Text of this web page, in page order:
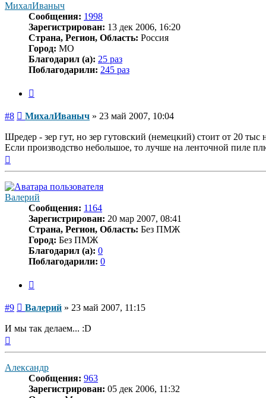
МихалИваныч
Сообщения: 1998
Зарегистрирован: 13 дек 2006, 16:20
Страна, Регион, Область: Россия
Город: МО
Благодарил (а): 25 раз
Поблагодарили: 245 раз
#8 Сообщение
МихалИваныч » 23 май 2007, 10:04
Шредер - зер гут, но зер гутовский (немецкий) стоит от 20
Если производство небольшое, то лучше на ленточной пиле
Валерий
Сообщения: 1164
Зарегистрирован: 20 мар 2007, 08:41
Страна, Регион, Область: Без ПМЖ
Город: Без ПМЖ
Благодарил (а): 0
Поблагодарили: 0
#9 Сообщение
Валерий » 23 май 2007, 11:15
И мы так делаем... :D
Александр
Сообщения: 963
Зарегистрирован: 05 дек 2006, 11:32